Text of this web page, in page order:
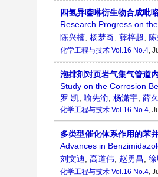
四氢异喹啉衍生物合成吡
Research Progress on
陈兴楠, 杨梦奇, 薛梓超,
化学工程与技术 Vol.16 No.4,
泡排剂对页岩气集气管道
Study on the Corrosion
罗 凯, 喻先渝, 杨潇宇, 薛
化学工程与技术 Vol.16 No.4,
多类型催化体系作用的苯
Advances in
刘文迪, 高道伟, 赵勇昌,
化学工程与技术 Vol.16 No.4,